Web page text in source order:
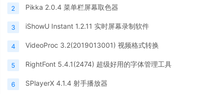
2 Pikka 2.0.4 菜单栏屏幕取色器
3 iShowU Instant 1.2.11 实时屏幕录制软件
4 VideoProc 3.2(2019013001) 视频格式转换
5 RightFont 5.4.1(2474) 超级好用的字体管理工具
6 SPlayerX 4.1.4 射手播放器